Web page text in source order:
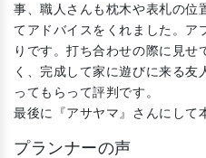
事、職人さんも枕木や表札の位
てアドバイスをくれました。ア
りです。打ち合わせの際に見せ
く、完成して家に遊びに来る
ってもらって評判です。
最後に『アサヤマ』さんにして
プランナーの声